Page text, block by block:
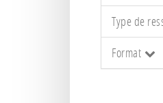
Type de
Format